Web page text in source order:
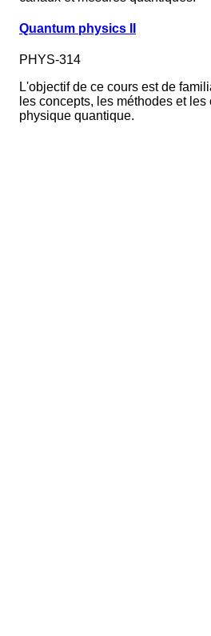
Quantum physics II
PHYS-314
L'objectif de ce cours est de
les concepts, les méthodes et
physique quantique.